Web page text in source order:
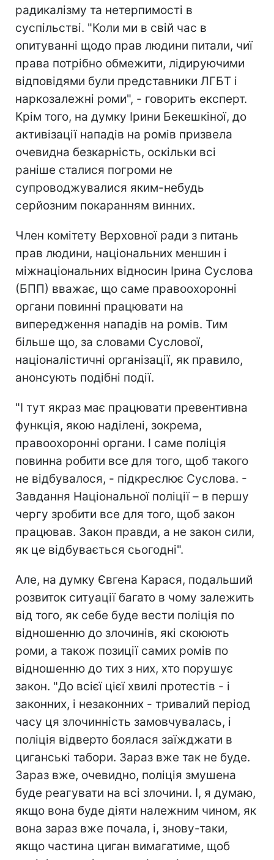
радикалізму та нетерпимості в
суспільстві. "Коли ми в свій час в
опитуванні щодо прав людини питали, чиї
права потрібно обмежити, лідируючими
відповідями були представники ЛГБТ і
наркозалежні роми", - говорить експерт.
Крім того, на думку Ірини Бекешкіної, до
активізації нападів на ромів призвела
очевидна безкарність, оскільки всі
раніше сталися погроми не
супроводжувалися яким-небудь
серйозним покаранням винних.
Член комітету Верховної ради з питань
прав людини, національних меншин і
міжнаціональних відносин Ірина Суслова
(БПП) вважає, що саме правоохоронні
органи повинні працювати на
випередження нападів на ромів. Тим
більше що, за словами Суслової,
націоналістичні організації, як правило,
анонсують подібні події.
"І тут якраз має працювати превентивна
функція, якою наділені, зокрема,
правоохоронні органи. І саме поліція
повинна робити все для того, щоб такого
не відбувалося, - підкреслює Суслова. -
Завдання Національної поліції – в першу
чергу зробити все для того, щоб закон
працював. Закон правди, а не закон сили,
як це відбувається сьогодні".
Але, на думку Євгена Карася, подальший
розвиток ситуації багато в чому залежить
від того, як себе буде вести поліція по
відношенню до злочинів, які скоюють
роми, а також позиції самих ромів по
відношенню до тих з них, хто порушує
закон. "До всієї цієї хвилі протестів - і
законних, і незаконних - тривалий період
часу ця злочинність замовчувалась, і
поліція відверто боялася заїжджати в
циганські табори. Зараз вже так не буде.
Зараз вже, очевидно, поліція змушена
буде реагувати на всі злочини. І, я думаю,
якщо вона буде діяти належним чином, як
вона зараз вже почала, і, знову-таки,
якщо частина циган вимагатиме, щоб